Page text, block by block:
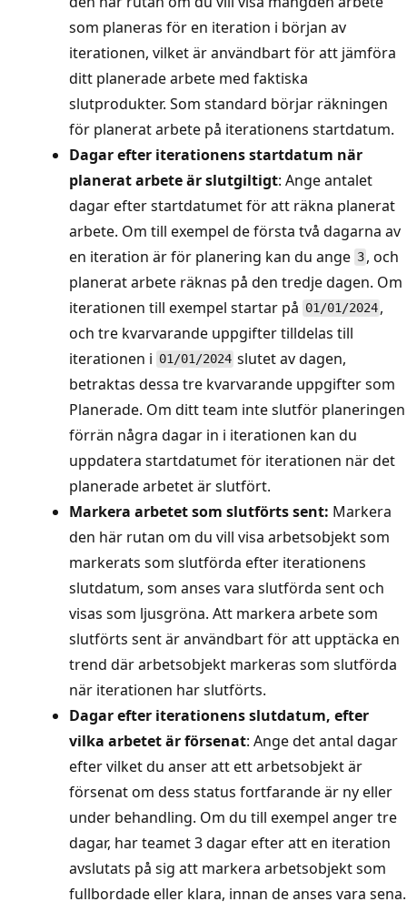
som planeras för en iteration i början av
iterationen, vilket är användbart för att jämföra
ditt planerade arbete med faktiska
slutprodukter. Som standard börjar räkningen
för planerat arbete på iterationens startdatum.
Dagar efter iterationens startdatum när
planerat arbete är slutgiltigt: Ange antalet
dagar efter startdatumet för att räkna planerat
arbete. Om till exempel de första två dagarna av
en iteration är för planering kan du ange 3 , och
planerat arbete räknas på den tredje dagen. Om
iterationen till exempel startar på 01/01/2024 ,
och tre kvarvarande uppgifter tilldelas till
iterationen i 01/01/2024 slutet av dagen,
betraktas dessa tre kvarvarande uppgifter som
Planerade. Om ditt team inte slutför planeringen
förrän några dagar in i iterationen kan du
uppdatera startdatumet för iterationen när det
planerade arbetet är slutfört.
Markera arbetet som slutförts sent: Markera
den här rutan om du vill visa arbetsobjekt som
markerats som slutförda efter iterationens
slutdatum, som anses vara slutförda sent och
visas som ljusgröna. Att markera arbete som
slutförts sent är användbart för att upptäcka en
trend där arbetsobjekt markeras som slutförda
när iterationen har slutförts.
Dagar efter iterationens slutdatum, efter
vilka arbetet är försenat: Ange det antal dagar
efter vilket du anser att ett arbetsobjekt är
försenat om dess status fortfarande är ny eller
under behandling. Om du till exempel anger tre
dagar, har teamet 3 dagar efter att en iteration
avslutats på sig att markera arbetsobjekt som
fullbordade eller klara, innan de anses vara sena.